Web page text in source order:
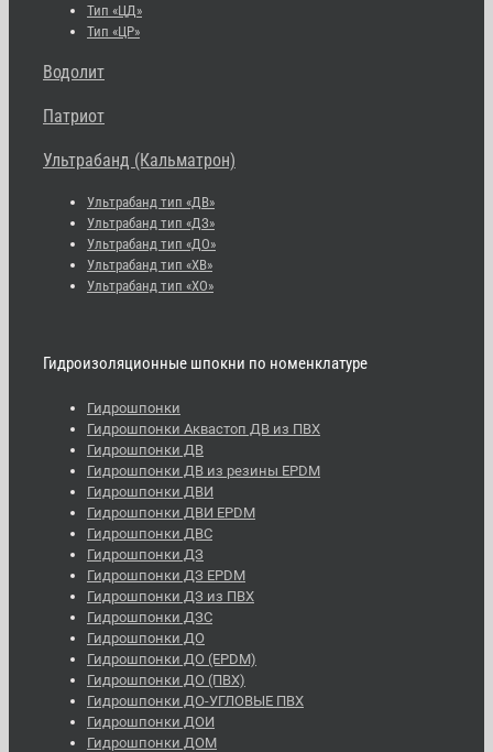
Тип «ЦД»
Тип «ЦР»
Водолит
Патриот
Ультрабанд (Кальматрон)
Ультрабанд тип «ДВ»
Ультрабанд тип «ДЗ»
Ультрабанд тип «ДО»
Ультрабанд тип «ХВ»
Ультрабанд тип «ХО»
Гидроизоляционные шпокни по номенклатуре
Гидрошпонки
Гидрошпонки Аквастоп ДВ из ПВХ
Гидрошпонки ДВ
Гидрошпонки ДВ из резины EPDM
Гидрошпонки ДВИ
Гидрошпонки ДВИ EPDM
Гидрошпонки ДВС
Гидрошпонки ДЗ
Гидрошпонки ДЗ EPDM
Гидрошпонки ДЗ из ПВХ
Гидрошпонки ДЗС
Гидрошпонки ДО
Гидрошпонки ДО (EPDM)
Гидрошпонки ДО (ПВХ)
Гидрошпонки ДО-УГЛОВЫЕ ПВХ
Гидрошпонки ДОИ
Гидрошпонки ДОМ